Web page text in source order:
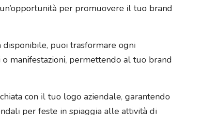
per promuovere il tuo brand
disponibile, puoi trasformare ogni
manifestazioni, permettendo al tuo brand
con il tuo logo aziendale, garantendo
per feste in spiaggia alle attività di